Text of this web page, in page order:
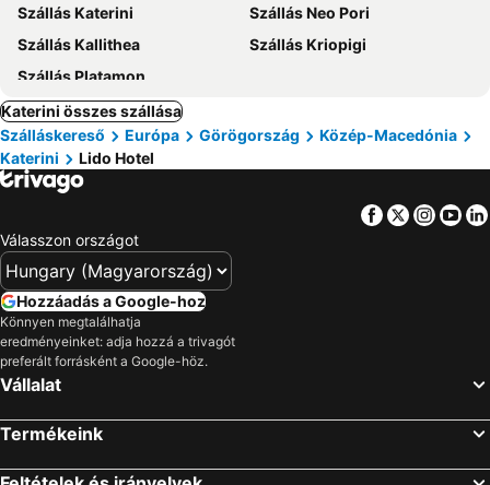
Szállás Katerini
Szállás Neo Pori
Szállás Kallithea
Szállás Kriopigi
Szállás Platamon
Katerini összes szállása
Szálláskereső
Európa Görögország
Közép-Macedónia
Katerini
Lido Hotel
Facebook
Twitter
Válasszon országot
Hozzáadás a Google-hoz
Könnyen megtalálhatja
eredményeinket: adja hozzá a trivagót
preferált forrásként a Google-höz.
Vállalat
Termékeink